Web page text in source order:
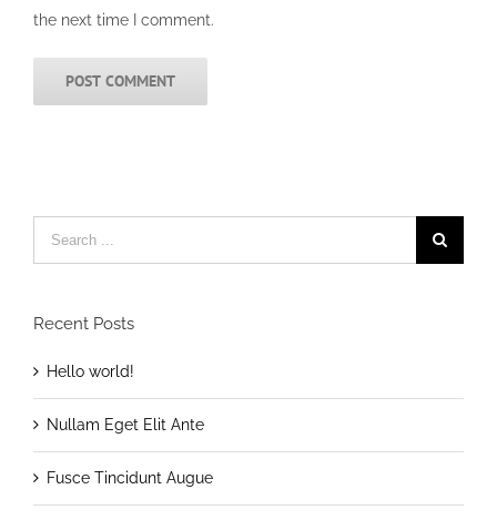
the next time I comment.
for:
Recent Posts
Hello world!
Nullam Eget Elit Ante
Fusce Tincidunt Augue